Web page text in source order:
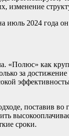
2024 года
как
за
поставив во
сроки.